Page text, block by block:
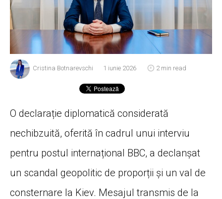
Cristina Botnarevschi 1 iunie 2026 2 min read
O declarație diplomatică considerată
nechibzuită, oferită în cadrul unui interviu
pentru postul internațional BBC, a declanșat
un scandal geopolitic de proporții și un val de
consternare la Kiev. Mesajul transmis de la